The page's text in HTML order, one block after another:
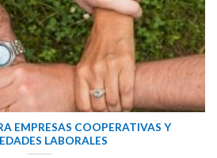
EMPRESAS COOPERATIVAS Y
LABORALES